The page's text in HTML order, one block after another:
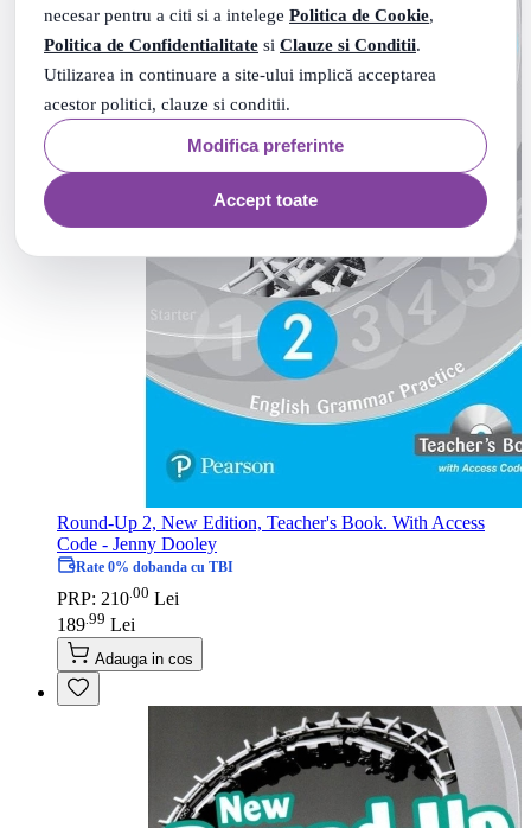
necesar pentru a citi si a intelege Politica de Cookie,
Politica de Confidentialitate si Clauze si Conditii.
Utilizarea in continuare a site-ului implică acceptarea
acestor politici, clauze si conditii.
Modifica preferinte
Accept toate
Round-Up 2, New Edition, Teacher's Book. With Access
Code - Jenny Dooley
Rate 0% dobanda cu TBI
PRP: 210 00 Lei
189 99 Lei
Adauga in cos